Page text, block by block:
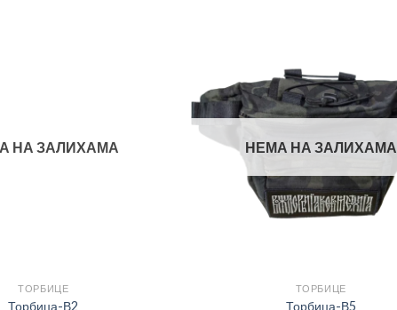
НА ЗАЛИХАМА
ТОРБИЦЕ
Торбица-В2
НЕМА НА ЗАЛИХАМА
ТОРБИЦЕ
Торбица-В5